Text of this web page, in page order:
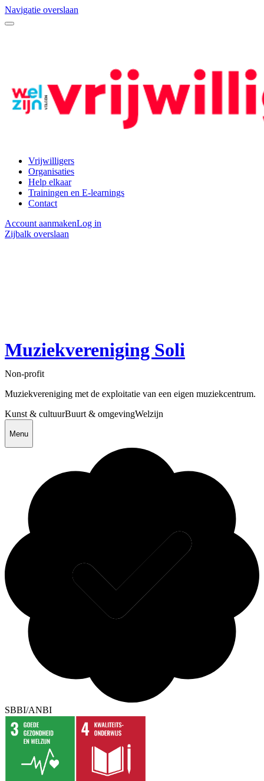
Navigatie overslaan
Vrijwilligers
Organisaties
Help elkaar
Trainingen en E-learnings
Contact
Account aanmakenLog in
Zijbalk overslaan
Muziekvereniging Soli
Non-profit
Muziekvereniging met de exploitatie van een eigen muziekcentrum.
Kunst & cultuurBuurt & omgevingWelzijn
Menu
SBBI/ANBI